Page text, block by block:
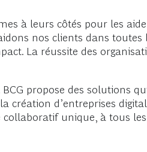
à leurs côtés pour les
nos clients dans
La réussite des
propose des solutions
création d’entreprises
unique, à tous